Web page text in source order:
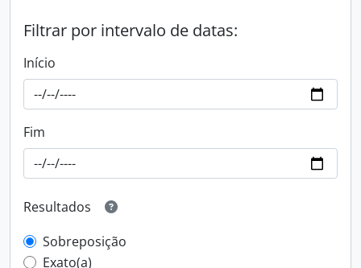
Filtrar por intervalo de datas:
Início
Fim
Resultados
Sobreposição
Exato(a)